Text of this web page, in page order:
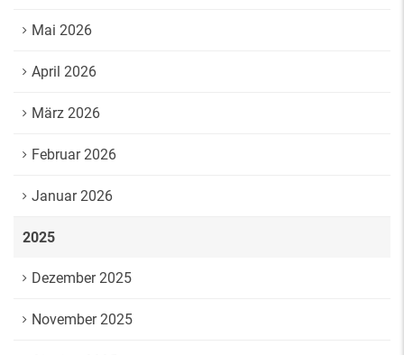
Mai 2026
April 2026
März 2026
Februar 2026
Januar 2026
2025
Dezember 2025
November 2025